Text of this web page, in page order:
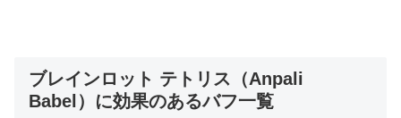
ブレインロット テトリス（Anpali
Babel）に効果のあるバフ一覧